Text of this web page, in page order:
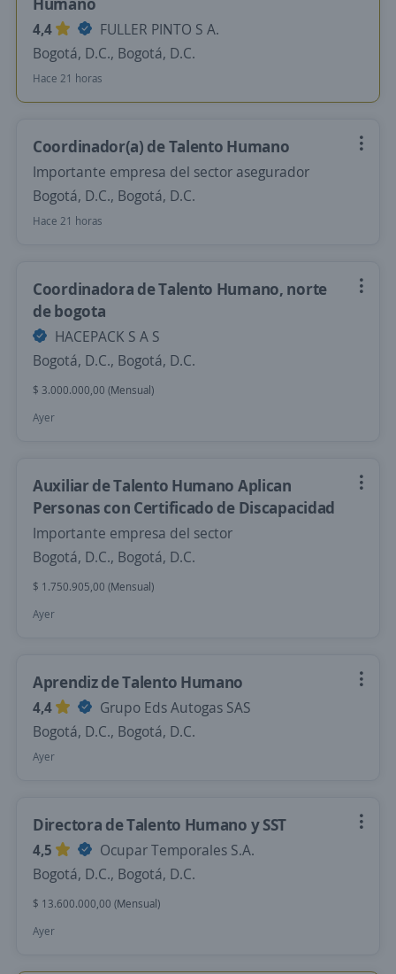
4,4
FULLER PINTO S A.
Bogotá, D.C., Bogotá, D.C.
Hace 21 horas
Coordinador(a) de Talento Humano
Importante empresa del sector asegurador
Bogotá, D.C., Bogotá, D.C.
Hace 21 horas
Coordinadora de Talento Humano, norte
de bogota
HACEPACK S A S
Bogotá, D.C., Bogotá, D.C.
$ 3.000.000,00 (Mensual)
Ayer
Auxiliar de Talento Humano Aplican
Personas con Certificado de Discapacidad
Importante empresa del sector
Bogotá, D.C., Bogotá, D.C.
$ 1.750.905,00 (Mensual)
Ayer
Aprendiz de Talento Humano
4,4
Grupo Eds Autogas SAS
Bogotá, D.C., Bogotá, D.C.
Ayer
Directora de Talento Humano y SST
4,5
Ocupar Temporales S.A.
Bogotá, D.C., Bogotá, D.C.
$ 13.600.000,00 (Mensual)
Ayer